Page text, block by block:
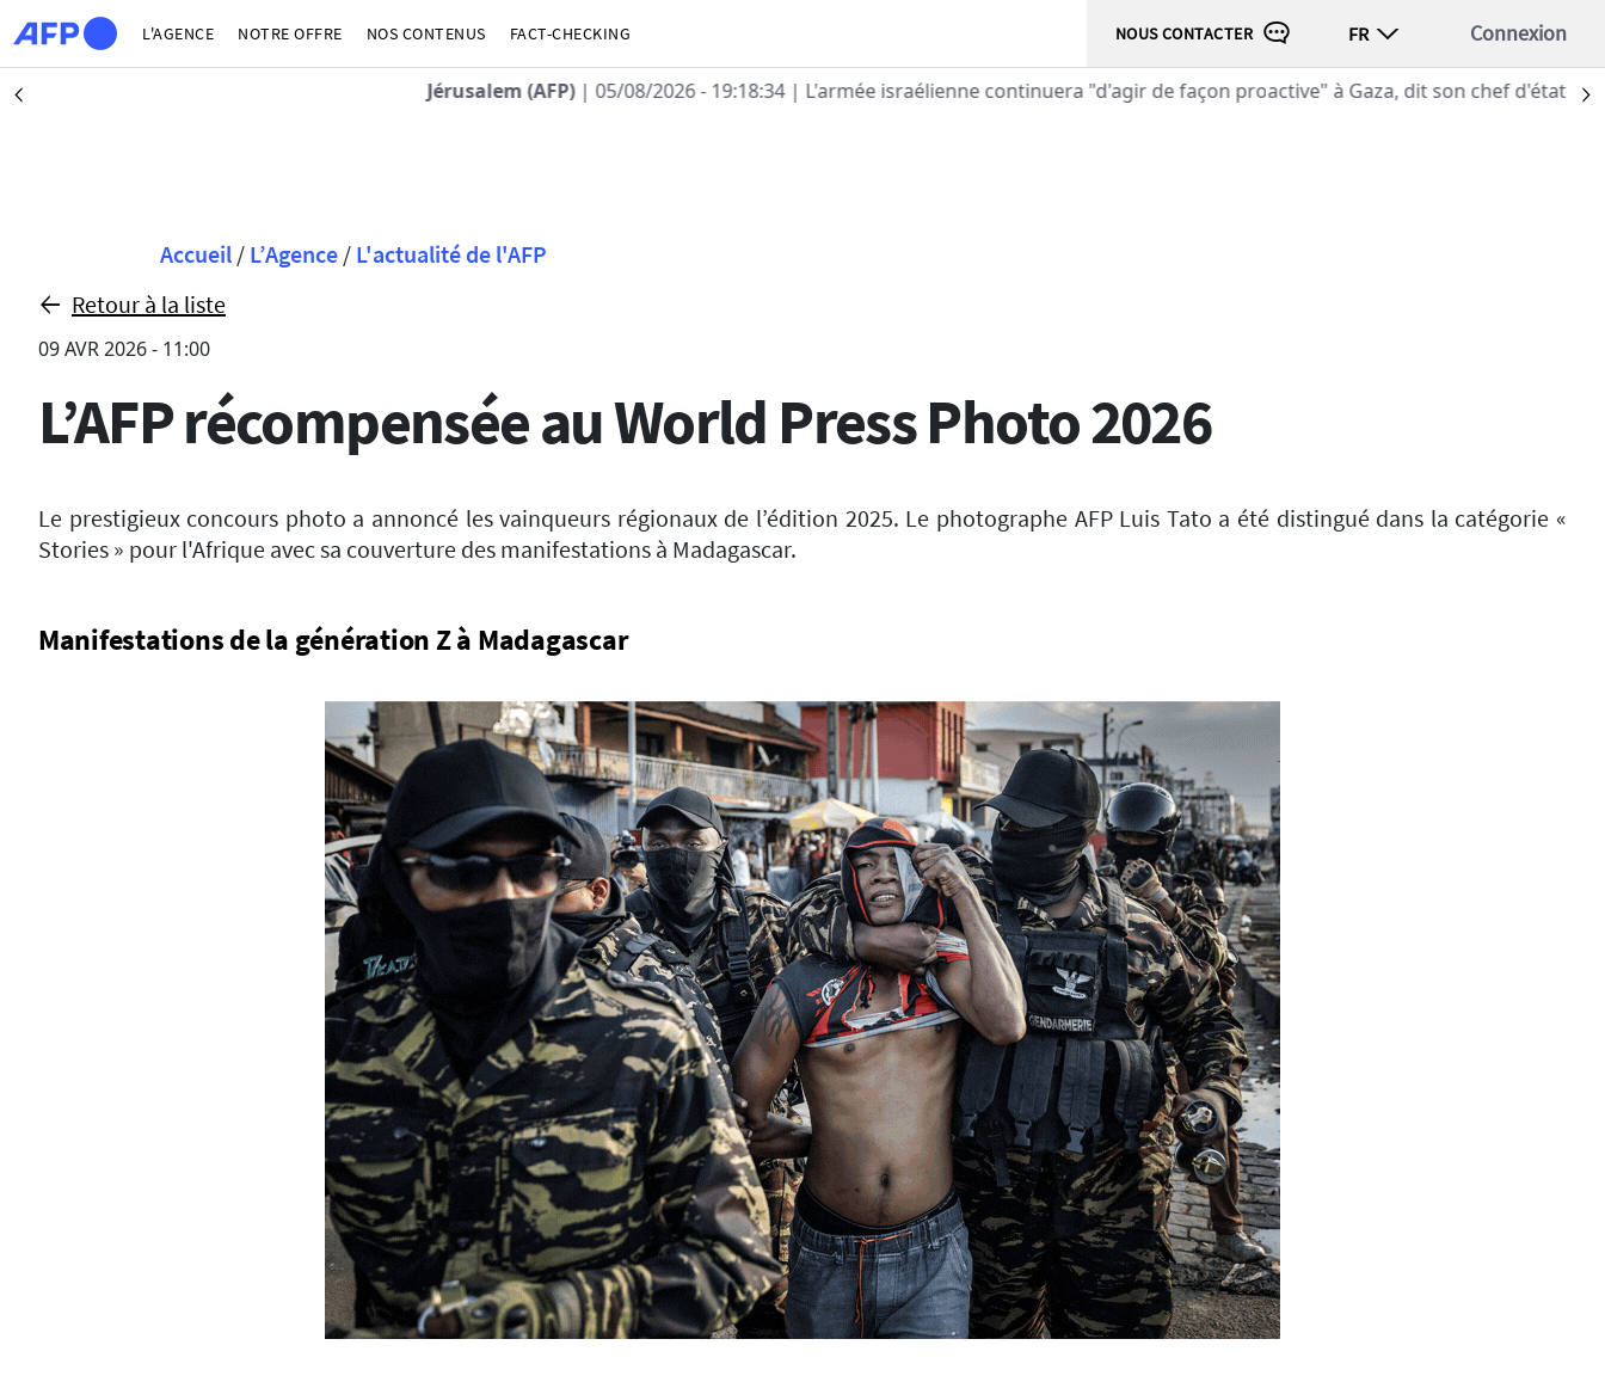
Aller au contenu principal
L'AGENCE NOTRE OFFRE NOS CONTENUS FACT-CHECKING NOUS CONTACTER FR Connexion
| 05/08/2026 - 19:18:34| L'armée israélienne continuera "d'agir de façon proactive" à Gaza, dit son chef d'état-major
Fil d'Ariane
Accueil / L’Agence / L'actualité de l'AFP
Retour à la liste
09 AVR 2026 - 11:00
L’AFP récompensée au World Press Photo 2026
Le prestigieux concours photo a annoncé les vainqueurs régionaux de l’édition 2025. Le photographe AFP Luis Tato a été distingué dans la catégorie «
Stories » pour l'Afrique avec sa couverture des manifestations à Madagascar.
Manifestations de la génération Z à Madagascar